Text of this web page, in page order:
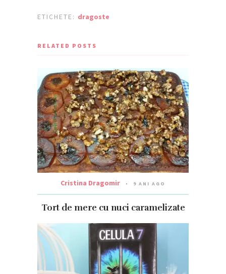
ETICHETE: dragoste
RELATED POSTS
Cristina Dragomir 9 ANI AGO
Tort de mere cu nuci caramelizate